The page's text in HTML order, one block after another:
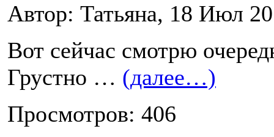
Автор: Татьяна, 18 Июл
Вот сейчас смотрю
Грустно … (далее…)
Просмотров: 406